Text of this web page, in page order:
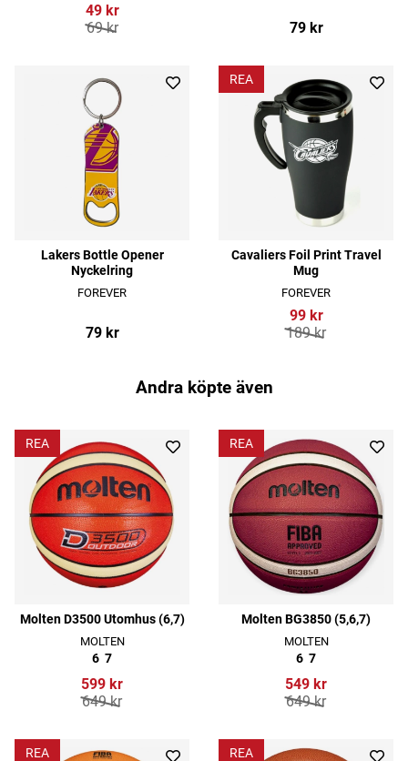
49 kr
69 kr
79 kr
Lakers Bottle Opener
Nyckelring
FOREVER
79 kr
REA
Cavaliers Foil Print Travel
Mug
FOREVER
99 kr
189 kr
Andra köpte även
REA
Molten D3500 Utomhus (6,7)
MOLTEN
6 7
599 kr
649 kr
REA
Molten BG3850 (5,6,7)
MOLTEN
6 7
549 kr
649 kr
REA REA